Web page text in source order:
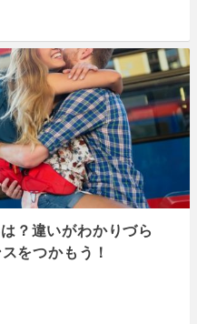
？違いがわかりづら
をつかもう！